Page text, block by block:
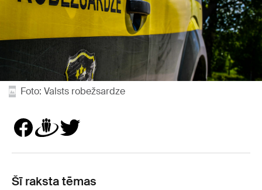
Foto: Valsts robežsardze
Šī raksta tēmas